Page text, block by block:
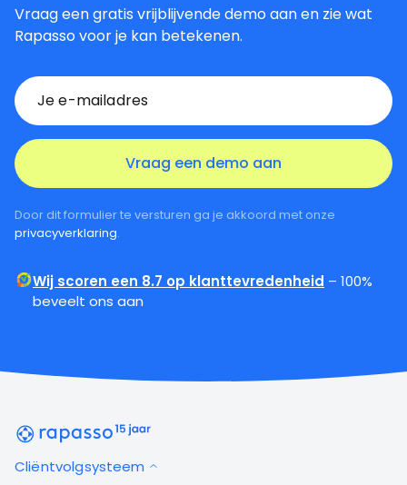
Vraag een gratis vrijblijvende demo aan en zie wat
Rapasso voor je kan betekenen.
Door dit formulier te versturen ga je akkoord met onze
privacyverklaring.
Wij scoren een 8.7 op klanttevredenheid – 100%
beveelt ons aan
Cliëntvolgsysteem